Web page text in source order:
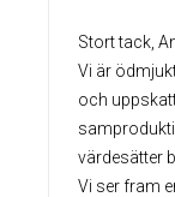
Stort tack,
Vi är
och
värdesätter
Vi ser fram